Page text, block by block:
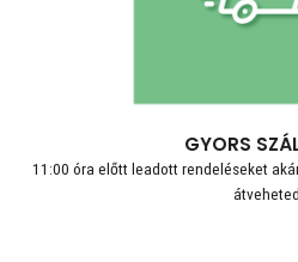
GYORS
11:00 óra előtt leadott rendeléseket
átveheted.